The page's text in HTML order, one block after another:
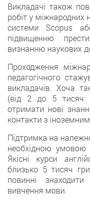
Викладачі також
робіт у
системи Scopus
підвищенню
визнанню наукових
Проходження
педагогічного
викладачів. Хоча
(від 2 до 5 тисяч
отримати нові
контакти з
Підтримка на
необхідною умовою
Якісні курси
близько 5 тисяч
повинні
вивчення мови.